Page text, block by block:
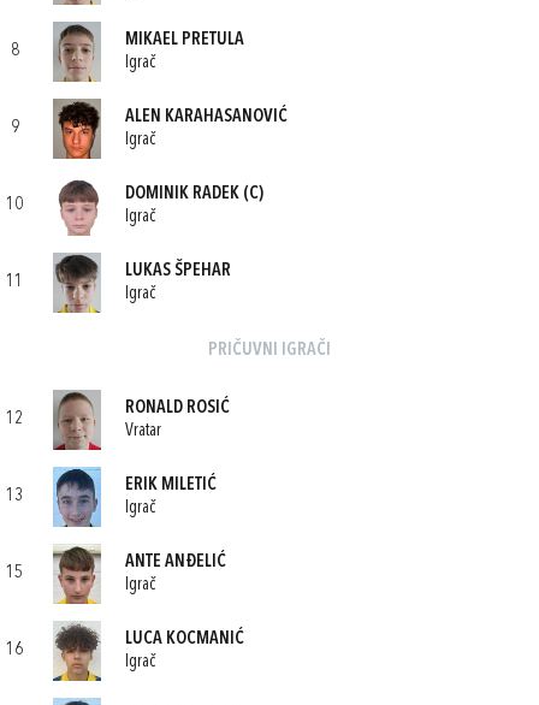
8
MIKAEL PRETULA
Igrač
9
ALEN KARAHASANOVIĆ
Igrač
10
DOMINIK RADEK (C)
Igrač
11
LUKAS ŠPEHAR
Igrač
PRIČUVNI IGRAČI
12
RONALD ROSIĆ
Vratar
13
ERIK MILETIĆ
Igrač
15
ANTE ANĐELIĆ
Igrač
16
LUCA KOCMANIĆ
Igrač